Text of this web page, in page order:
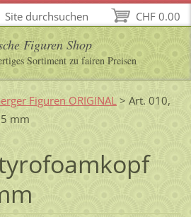
Figuren Shop
Sortiment zu fairen Preisen
Figuren ORIGINAL > Art. 010,
mm
CHF 0.00
Site durchsuchen